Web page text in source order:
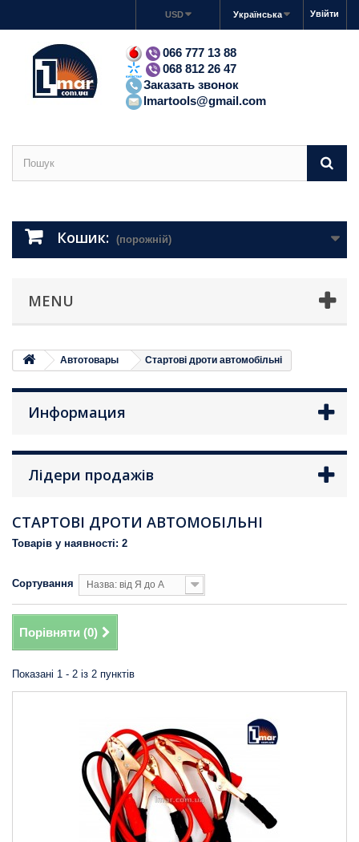
Увійти
Українська
USD
066 777 13 88
068 812 26 47
Заказать звонок
lmartools@gmail.com
Кошик: (порожній)
MENU
Автотовары Стартові дроти автомобільні
Информация
Лідери продажів
СТАРТОВІ ДРОТИ АВТОМОБІЛЬНІ
Товарів у наявності: 2
Сортування Назва: від Я до А
Порівняти (0)
Показані 1 - 2 із 2 пунктів